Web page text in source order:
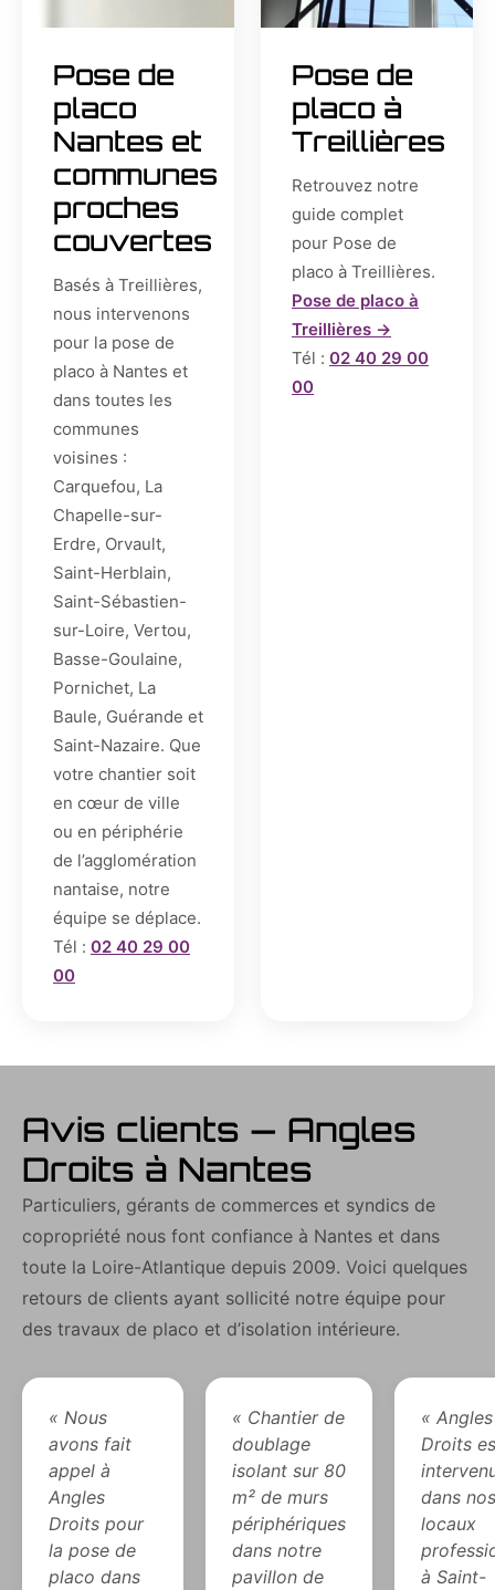
Pose de
placo
Nantes et
communes
proches
couvertes
Basés à Treillières,
nous intervenons
pour la pose de
placo à Nantes et
dans toutes les
communes
voisines :
Carquefou, La
Chapelle-sur-
Erdre, Orvault,
Saint-Herblain,
Saint-Sébastien-
sur-Loire, Vertou,
Basse-Goulaine,
Pornichet, La
Baule, Guérande et
Saint-Nazaire. Que
votre chantier soit
en cœur de ville
ou en périphérie
de l’agglomération
nantaise, notre
équipe se déplace.
Tél : 02 40 29 00
00
Pose de
placo à
Treillières
Retrouvez notre
guide complet
pour Pose de
placo à Treillières.
Pose de placo à
Treillières →
Tél : 02 40 29 00
00
Avis clients — Angles
Droits à Nantes
Particuliers, gérants de commerces et syndics de
copropriété nous font confiance à Nantes et dans
toute la Loire-Atlantique depuis 2009. Voici quelques
retours de clients ayant sollicité notre équipe pour
des travaux de placo et d’isolation intérieure.
« Nous
avons fait
appel à
Angles
Droits pour
la pose de
placo dans
« Chantier de
doublage
isolant sur 80
m² de murs
périphériques
dans notre
pavillon de
« Angles
Droits
dans nos
locaux
à Saint-